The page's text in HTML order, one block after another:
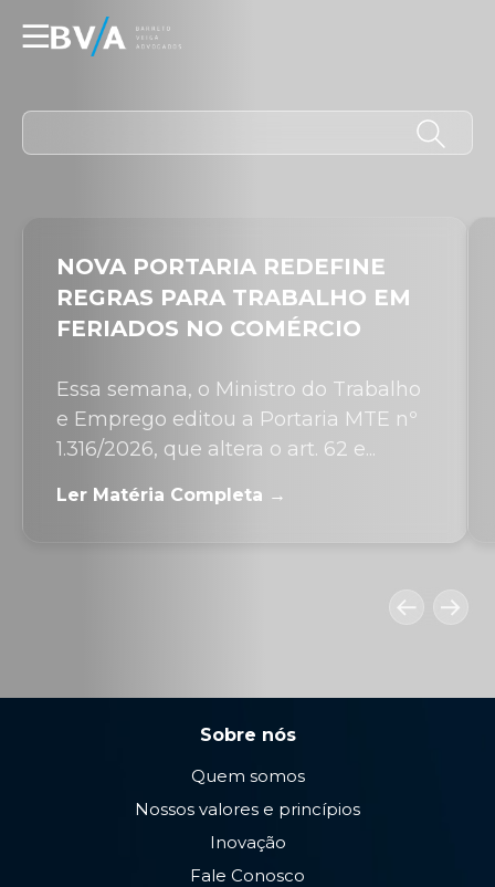
☰
NOVA PORTARIA REDEFINE
REGRAS PARA TRABALHO EM
FERIADOS NO COMÉRCIO
Essa semana, o Ministro do Trabalho
e Emprego editou a Portaria MTE nº
1.316/2026, que altera o art. 62 e...
Ler Matéria Completa →
Sobre nós
Quem somos
Nossos valores e princípios
Inovação
Fale Conosco